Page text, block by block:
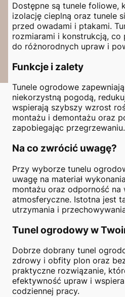
Dostępne są tunele foliowe,
izolację cieplną oraz tunele
przed owadami i ptakami.
rozmiarami i konstrukcją,
do różnorodnych upraw i
Funkcje i zalety
Tunele ogrodowe
niekorzystną pogodą,
wspierają szybszy wzrost
montażu i demontażu oraz
zapobiegając przegrzewaniu.
Na co zwrócić uwagę?
Przy wyborze tunelu
uwagę na materiał
montażu oraz odporność na
atmosferyczne. Istotna jest
utrzymania i
Tunel ogrodowy w
Dobrze dobrany tunel
zdrowy i obfity plon oraz
praktyczne rozwiązanie,
efektywność upraw i
codziennej pracy.